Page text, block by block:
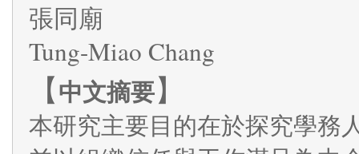
張同廟
Tung-Miao Chang
【中文摘要】
本研究主要目的在於探究學務